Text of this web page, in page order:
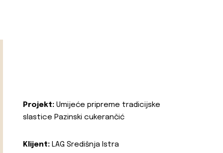
Projekt: Umijeće pripreme tradicijske
slastice Pazinski cukerančić
Klijent: LAG Središnja Istra